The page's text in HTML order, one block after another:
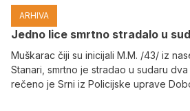
ARHIVA
Јedno lice smrtno stradalo u
Muškarac čiji su inicijali M.M. /43/ iz
Stanari, smrtno je stradao u sudaru dva
rečeno je Srni iz Policijske uprave